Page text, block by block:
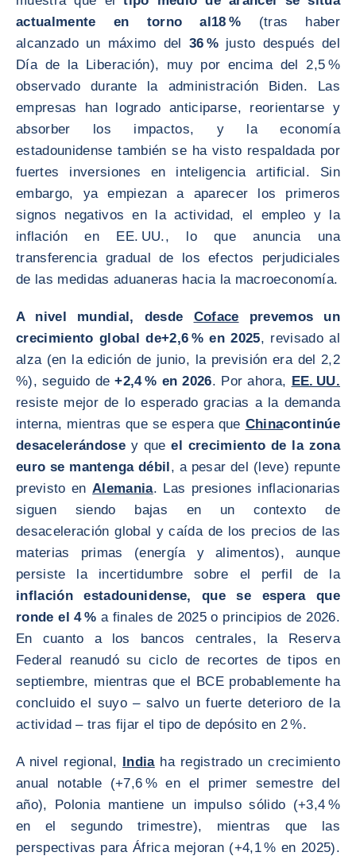
actualmente en torno al18 % (tras haber
alcanzado un máximo del 36 % justo después del
Día de la Liberación), muy por encima del 2,5 %
observado durante la administración Biden. Las
empresas han logrado anticiparse, reorientarse y
absorber los impactos, y la economía
estadounidense también se ha visto respaldada por
fuertes inversiones en inteligencia artificial. Sin
embargo, ya empiezan a aparecer los primeros
signos negativos en la actividad, el empleo y la
inflación en EE. UU., lo que anuncia una
transferencia gradual de los efectos perjudiciales
de las medidas aduaneras hacia la macroeconomía.
A nivel mundial, desde Coface prevemos un
crecimiento global de+2,6 % en 2025, revisado al
alza (en la edición de junio, la previsión era del 2,2
%), seguido de+2,4 % en 2026. Por ahora, EE. UU.
resiste mejor de lo esperado gracias a la demanda
interna, mientras que se espera que Chinacontinúe
desacelerándose y queel crecimiento de la zona
euro se mantenga débil, a pesar del (leve) repunte
previsto enAlemania. Las presiones inflacionarias
siguen siendo bajas en un contexto de
desaceleración global y caída de los precios de las
materias primas (energía y alimentos), aunque
persiste la incertidumbre sobre el perfil de la
inflación estadounidense, que se espera que
ronde el 4 % a finales de 2025 o principios de 2026.
En cuanto a los bancos centrales, la Reserva
Federal reanudó su ciclo de recortes de tipos en
septiembre, mientras que el BCE probablemente ha
concluido el suyo – salvo un fuerte deterioro de la
actividad – tras fijar el tipo de depósito en 2 %.
A nivel regional, Indiaha registrado un crecimiento
anual notable (+7,6 % en el primer semestre del
año), Polonia mantiene un impulso sólido (+3,4 %
en el segundo trimestre), mientras que las
perspectivas para África mejoran (+4,1 % en 2025).